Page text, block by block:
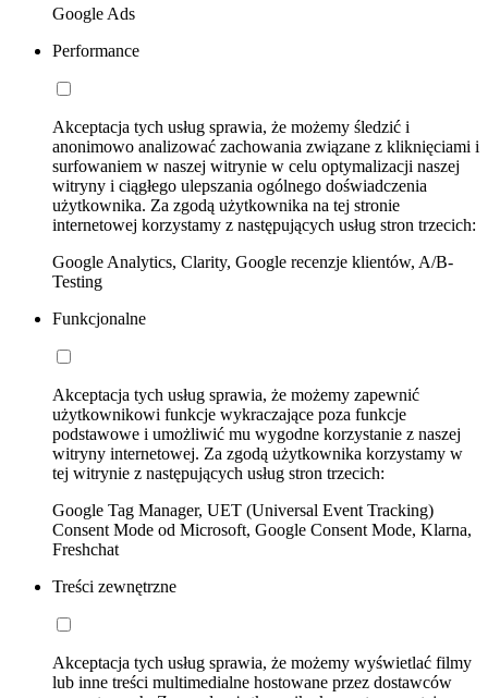
Google Ads
Performance
Akceptacja tych usług sprawia, że możemy śledzić i
anonimowo analizować zachowania związane z kliknięciami i
surfowaniem w naszej witrynie w celu optymalizacji naszej
witryny i ciągłego ulepszania ogólnego doświadczenia
użytkownika. Za zgodą użytkownika na tej stronie
internetowej korzystamy z następujących usług stron trzecich:
Google Analytics, Clarity, Google recenzje klientów, A/B-
Testing
Funkcjonalne
Akceptacja tych usług sprawia, że możemy zapewnić
użytkownikowi funkcje wykraczające poza funkcje
podstawowe i umożliwić mu wygodne korzystanie z naszej
witryny internetowej. Za zgodą użytkownika korzystamy w
tej witrynie z następujących usług stron trzecich:
Google Tag Manager, UET (Universal Event Tracking)
Consent Mode od Microsoft, Google Consent Mode, Klarna,
Freshchat
Treści zewnętrzne
Akceptacja tych usług sprawia, że możemy wyświetlać filmy
lub inne treści multimedialne hostowane przez dostawców